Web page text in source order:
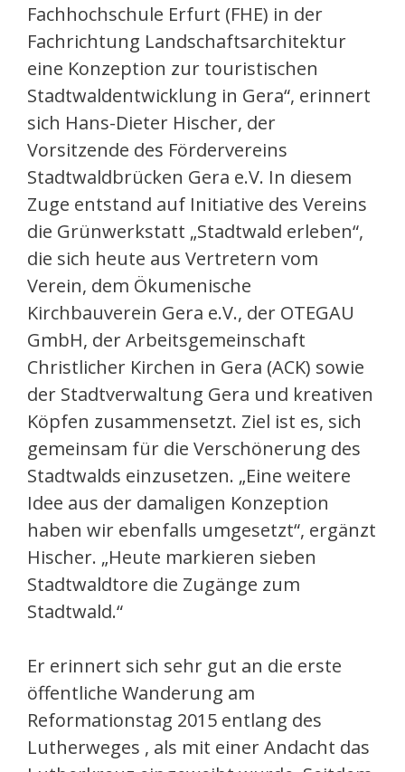
Fachhochschule Erfurt (FHE) in der
Fachrichtung Landschaftsarchitektur
eine Konzeption zur touristischen
Stadtwaldentwicklung in Gera“, erinnert
sich Hans-Dieter Hischer, der
Vorsitzende des Fördervereins
Stadtwaldbrücken Gera e.V. In diesem
Zuge entstand auf Initiative des Vereins
die Grünwerkstatt „Stadtwald erleben“,
die sich heute aus Vertretern vom
Verein, dem Ökumenische
Kirchbauverein Gera e.V., der OTEGAU
GmbH, der Arbeitsgemeinschaft
Christlicher Kirchen in Gera (ACK) sowie
der Stadtverwaltung Gera und kreativen
Köpfen zusammensetzt. Ziel ist es, sich
gemeinsam für die Verschönerung des
Stadtwalds einzusetzen. „Eine weitere
Idee aus der damaligen Konzeption
haben wir ebenfalls umgesetzt“, ergänzt
Hischer. „Heute markieren sieben
Stadtwaldtore die Zugänge zum
Stadtwald.“
Er erinnert sich sehr gut an die erste
öffentliche Wanderung am
Reformationstag 2015 entlang des
Lutherweges , als mit einer Andacht das